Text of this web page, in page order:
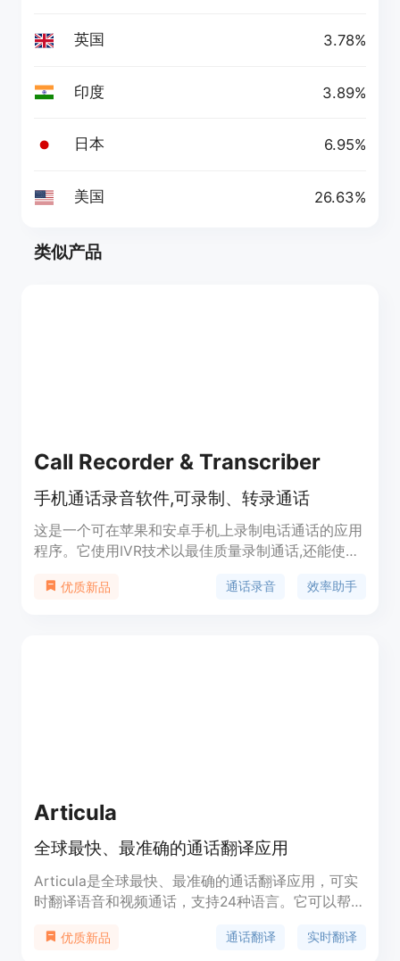
英国 3.78%
印度 3.89%
日本 6.95%
美国 26.63%
类似产品
Call Recorder & Transcriber
手机通话录音软件,可录制、转录通话
这是一个可在苹果和安卓手机上录制电话通话的应用
程序。它使用IVR技术以最佳质量录制通话,还能使用
文档,包括语音分离、时间码等。主要功能有:高质量
优质新品 通话录音 效率助手
Articula
全球最快、最准确的通话翻译应用
Articula是全球最快、最准确的通话翻译应用，可实
时翻译语音和视频通话，支持24种语言。它可以帮助
可在App Store上下载。
优质新品 通话翻译 实时翻译